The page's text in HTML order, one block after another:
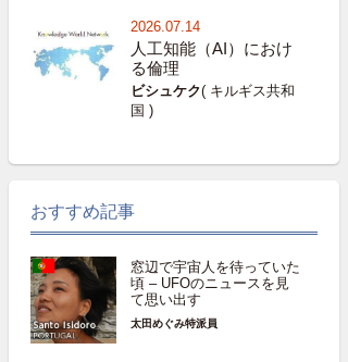
2026.07.14
人工知能（AI）におけ
る倫理
ビシュケク( キルギス共和
国 )
おすすめ記事
窓辺で宇宙人を待っていた
頃 – UFOのニュースを見
て思い出す
太田めぐみ特派員